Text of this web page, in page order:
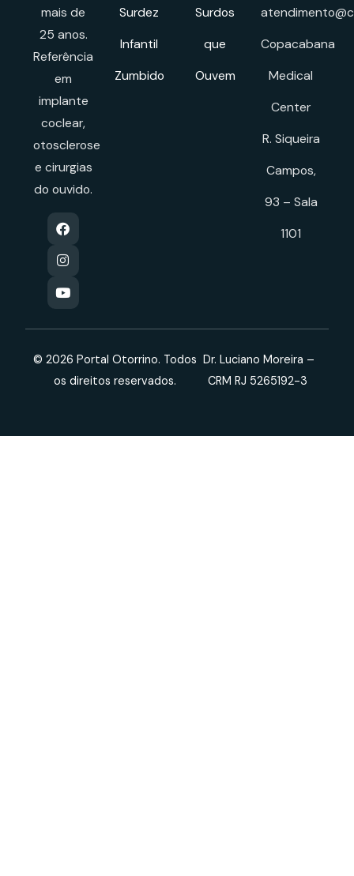
mais de
25 anos.
Referência
em
implante
coclear,
otosclerose
e cirurgias
do ouvido.
Surdez
Infantil
Zumbido
Surdos
que
Ouvem
Copacabana
Medical
Center
R. Siqueira
Campos,
93 – Sala
1101
© 2026 Portal Otorrino. Todos
os direitos reservados.
Dr. Luciano Moreira –
CRM RJ 5265192-3